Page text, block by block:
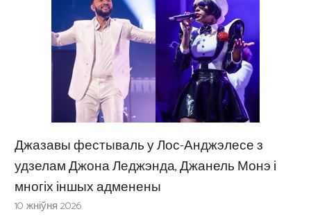
Джазавы фестываль у Лос-Анджэлесе з
удзелам Джона Леджэнда, Джанель Монэ і
многіх іншых адменены
10 жніўня 2026